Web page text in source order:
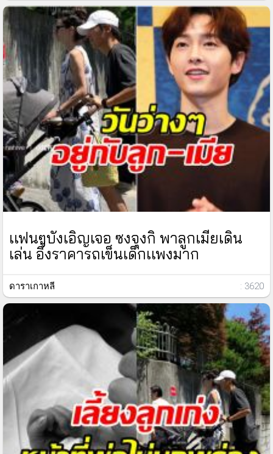
เเฟนๆบังเอิญเจอ ซงจุงกิ พาลูกเมียเดิน
เล่น อึ้งราคารถเข็นเด็กเเพงมาก
ดาราเกาหลี : 3620